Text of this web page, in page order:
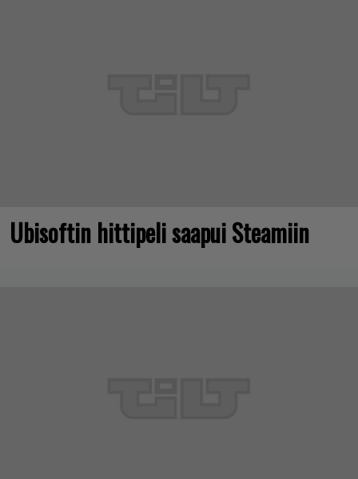
Ubisoftin hittipeli saapui Steamiin